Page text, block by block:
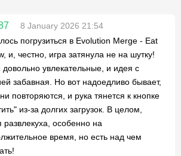
8 January 2026 21:54
погрузиться в Evolution Merge - Eat
и, честно, игра затянула не на шутку!
увлекательные, и идея с
забавная. Но вот надоедливо бывает,
повторяются, и рука тянется к кнопке
из-за долгих загрузок. В целом,
особенно на
время, но есть над чем